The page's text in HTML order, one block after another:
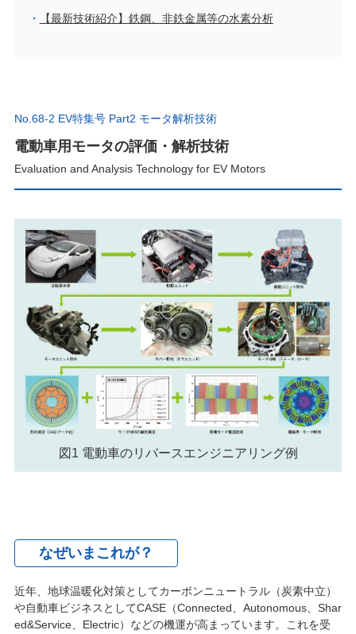
【最新技術紹介】鉄鋼、非鉄金属等の水素分析
No.68-2 EV特集号 Part2 モータ解析技術
電動車用モータの評価・解析技術
Evaluation and Analysis Technology for EV Motors
図1 電動車のリバースエンジニアリング例
なぜいまこれが？
近年、地球温暖化対策としてカーボンニュートラル（炭素中立）
や自動車ビジネスとしてCASE（Connected、Autonomous、Shar
ed&Service、Electric）などの機運が高まっています。これを受